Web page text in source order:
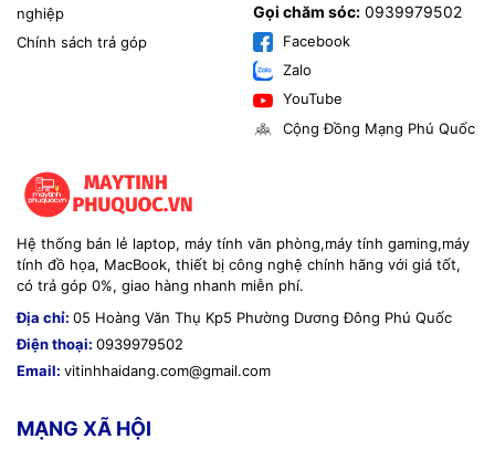
nghiệp
Chính sách trả góp
Gọi chăm sóc: 0939979502
Facebook
Zalo
YouTube
Cộng Đồng Mạng Phú Quốc
Hệ thống bán lẻ laptop, máy tính văn phòng,máy tính gaming,máy
tính đồ họa, MacBook, thiết bị công nghệ chính hãng với giá tốt,
có trả góp 0%, giao hàng nhanh miễn phí.
Địa chỉ: 05 Hoàng Văn Thụ Kp5 Phường Dương Đông Phú Quốc
Điện thoại: 0939979502
Email: vitinhhaidang.com@gmail.com
MẠNG XÃ HỘI